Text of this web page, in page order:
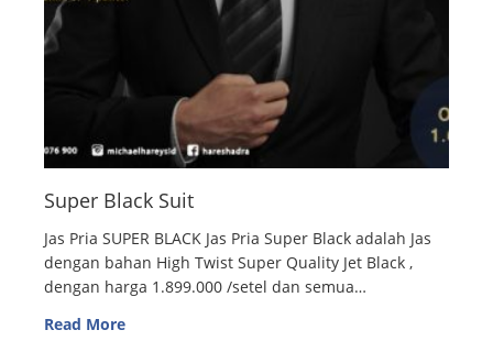
Super Black Suit
Jas Pria SUPER BLACK Jas Pria Super Black adalah Jas
dengan bahan High Twist Super Quality Jet Black ,
dengan harga 1.899.000 /setel dan semua…
Read More